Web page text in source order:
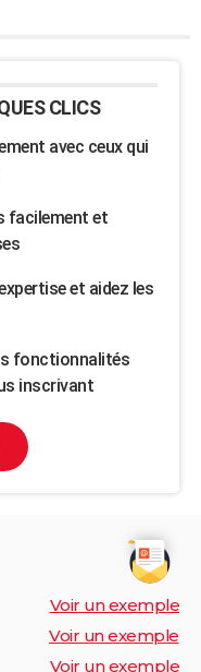
CLICS
avec ceux qui
facilement et
et aidez les
fonctionnalités
inscrivant
Voir un exemple
Voir un exemple
Voir un exemple